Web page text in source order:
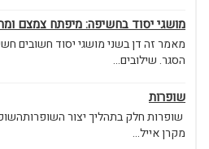
מושגי יסוד בחשיפה: מיפתח צמצם
מאמר זה דן בשני מושגי יסוד חשובים
הסגר. שילובים...
שופרות
שופרות חלק בתהליך יצור
מקרן אייל...